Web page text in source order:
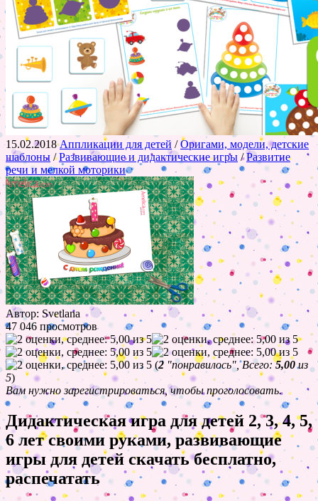
15.02.2018Аппликации для детей /Оригами, модели, детские
шаблоны /Развивающие и дидактические игры /Развитие
речи и мелкой моторики
Автор: Svetlana
47 046 просмотров
(2"понравилось", Всего:5,00из
5)
Вам нужно зарегистрироваться, чтобы проголосовать.
Дидактическая игра для детей 2, 3, 4, 5,
6 лет своими руками, развивающие
игры для детей скачать бесплатно,
распечатать